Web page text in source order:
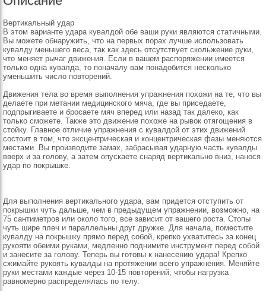
Вертикальный удар
В этом варианте удара кувалдой обе ваши руки являются статичными.
Вы можете обнаружить, что на первых порах лучше использовать
кувалду меньшего веса, так как здесь отсутствует скольжение руки,
что меняет рычаг движения. Если в вашем распоряжении имеется
только одна кувалда, то поначалу вам понадобится несколько
уменьшить число повторений.
Движения тела во время выполнения упражнения похожи на те, что вы
делаете при метании медицинского мяча, где вы приседаете,
подпрыгиваете и бросаете мяч вперед или назад так далеко, как
только сможете. Также это движение похоже на рывок отягощения в
стойку. Главное отличие упражнения с кувалдой от этих движений
состоит в том, что эксцентрическая и концентрическая фазы меняются
местами. Вы производите замах, забрасывая ударную часть кувалды
вверх и за голову, а затем опускаете снаряд вертикально вниз, нанося
удар по покрышке.
Для выполнения вертикального удара, вам придется отступить от
покрышки чуть дальше, чем в предыдущем упражнении, возможно, на
75 сантиметров или около того, все зависит от вашего роста. Стопы
чуть шире плеч и параллельны друг дружке. Для начала, поместите
кувалду на покрышку прямо перед собой, крепко ухватитесь за конец
рукояти обеими руками, медленно поднимите инструмент перед собой
и занесите за голову. Теперь вы готовы к нанесению удара! Крепко
сжимайте рукоять кувалды на протяжении всего упражнения. Меняйте
руки местами каждые через 10-15 повторений, чтобы нагрузка
равномерно распределялась по телу.